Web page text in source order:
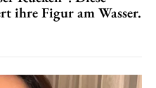
ihre Figur am Wasser.